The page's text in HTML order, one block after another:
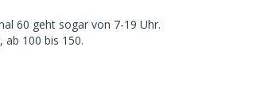
60 geht sogar von 7-19 Uhr.
100 bis 150.